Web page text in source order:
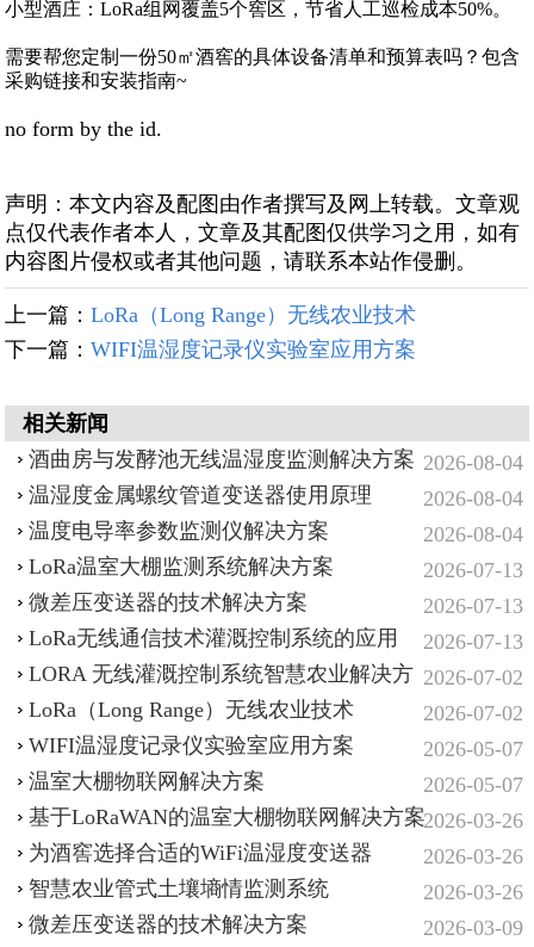
小型酒庄‌：LoRa组网覆盖5个窖区，节省人工巡检成本‌50%‌。
需要帮您定制一份‌50㎡酒窖的具体设备清单和预算表‌吗？包含
采购链接和安装指南~
no form by the id.
声明：本文内容及配图由作者撰写及网上转载。文章观
点仅代表作者本人，文章及其配图仅供学习之用，如有
内容图片侵权或者其他问题，请联系本站作侵删。
上一篇：LoRa（Long Range）无线农业技术
下一篇：WIFI温湿度记录仪实验室应用方案
相关新闻
2026-08-04
酒曲房与发酵池无线温湿度监测解决方案
2026-08-04
温湿度金属螺纹管道变送器使用原理
2026-08-04
温度电导率参数监测仪解决方案
2026-07-13
LoRa温室大棚监测系统解决方案
2026-07-13
微差压变送器的技术解决方案
2026-07-13
LoRa无线通信技术灌溉控制系统的应用
2026-07-02
LORA 无线灌溉控制系统智慧农业解决方
案
2026-07-02
LoRa（Long Range）无线农业技术
2026-05-07
WIFI温湿度记录仪实验室应用方案
2026-05-07
温室大棚物联网解决方案
2026-03-26
基于LoRaWAN的温室大棚物联网解决方案
2026-03-26
为酒窖选择合适的WiFi温湿度变送器
2026-03-26
智慧农业‌管式土壤墒情监测系统‌
2026-03-09
微差压变送器的技术解决方案